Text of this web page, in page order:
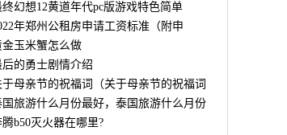
终幻想12黄道年代pc版游戏特色简单
年郑州公租房申请工资标准（附申
金玉米蟹怎么做
后的勇士剧情介绍
于母亲节的祝福词（关于母亲节的祝福词
国旅游什么月份最好，泰国旅游什么月份
腾b50灭火器在哪里?